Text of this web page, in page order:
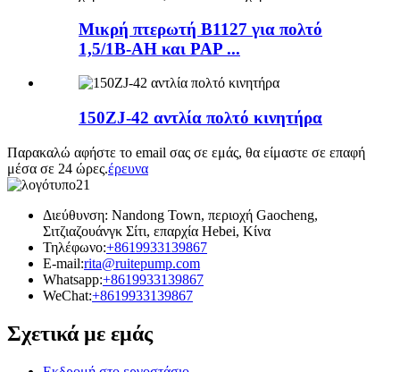
Μικρή πτερωτή B1127 για πολτό
1,5/1B-AH και PAP ...
150ZJ-42 αντλία πολτό κινητήρα
Παρακαλώ αφήστε το email σας σε εμάς, θα είμαστε σε επαφή
μέσα σε 24 ώρες.έρευνα
Διεύθυνση: Nandong Town, περιοχή Gaocheng,
Σιτζιαζουάνγκ Σίτι, επαρχία Hebei, Κίνα
Τηλέφωνο:+8619933139867
E-mail:rita@ruitepump.com
Whatsapp:+8619933139867
WeChat:+8619933139867
Σχετικά με εμάς